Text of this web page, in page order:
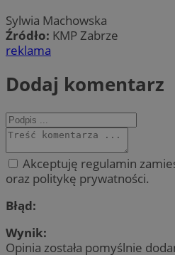
Sylwia Machowska
Źródło: KMP Zabrze
reklama
Dodaj komentarz
Akceptuję regulamin
oraz politykę prywatności.
Błąd:
Wynik:
Opinia została pomyślnie